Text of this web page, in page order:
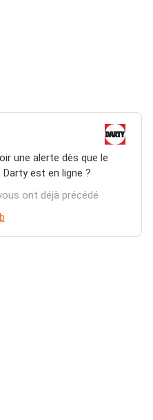
une alerte dès que le
est en ligne ?
ont déjà précédé